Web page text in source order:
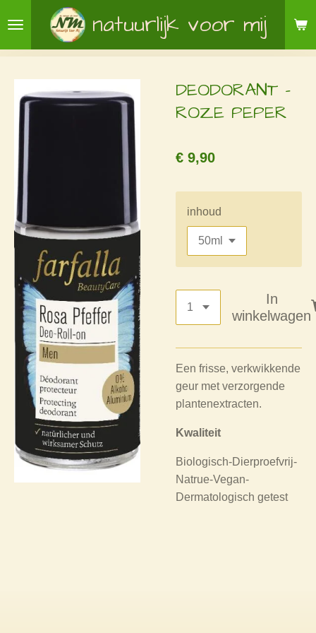
direct
naar
natuurlijk voor mij
DEODORANT -
ROZE PEPER
€ 9,90
inhoud
In
winkelwagen
Een frisse, verkwikkende
geur met verzorgende
plantenextracten.
Kwaliteit
Biologisch-Dierproefvrij-
Natrue-Vegan-
Dermatologisch getest